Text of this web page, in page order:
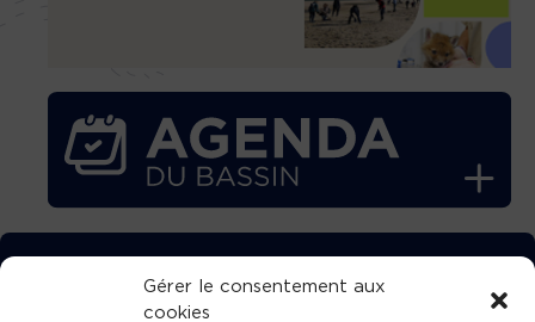
Gérer le consentement aux
cookies
TÉLÉCHARGEZ GRATUITEMENT